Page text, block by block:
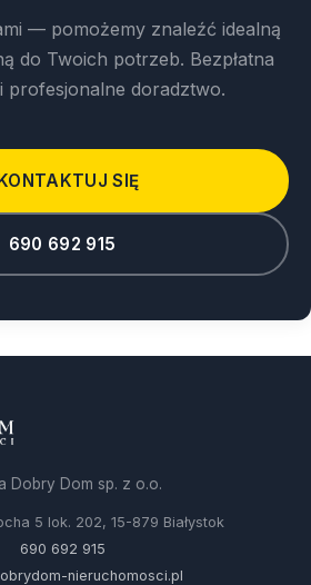
— pomożemy znaleźć idealną
do Twoich potrzeb. Bezpłatna
profesjonalne doradztwo.
SIĘ
690 692 915
Dobry Dom sp. z o.o.
5 lok. 202, 15-879 Białystok
690 692 915
nieruchomosci.pl